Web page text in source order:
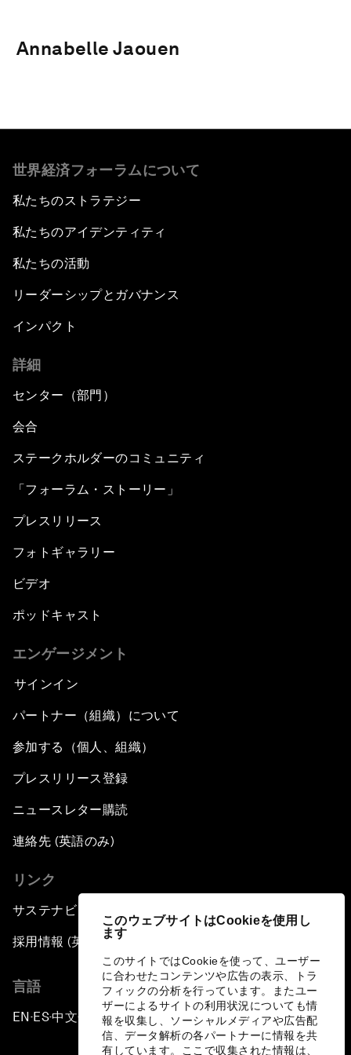
このウェブサイトはCookieを使用し
ます
このサイトではCookieを使って、ユーザー
に合わせたコンテンツや広告の表示、トラ
フィックの分析を行っています。またユー
ザーによるサイトの利用状況についても情
報を収集し、ソーシャルメディアや広告配
信、データ解析の各パートナーに情報を共
有しています。ここで収集された情報は、
Annabelle Jaouen
世界経済フォーラムについて
私たちのストラテジー
私たちのアイデンティティ
私たちの活動
リーダーシップとガバナンス
インパクト
詳細
センター（部門）
会合
ステークホルダーのコミュニティ
「フォーラム・ストーリー」
プレスリリース
フォトギャラリー
ビデオ
ポッドキャスト
エンゲージメント
サインイン
パートナー（組織）について
参加する（個人、組織）
プレスリリース登録
ニュースレター購読
連絡先 (英語のみ)
リンク
サステナビリティへの取り組み
採用情報 (英語のみ)
言語
EN ▪ES▪中文▪ 日本語